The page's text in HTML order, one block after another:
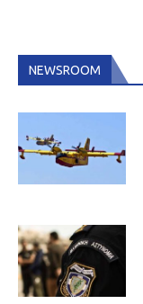
NEWSROOM